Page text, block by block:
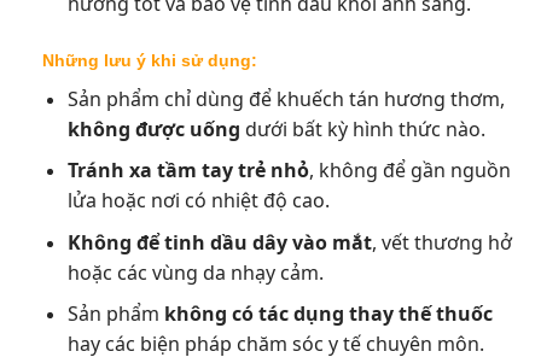
Những lưu ý khi sử dụng:
Sản phẩm chỉ dùng để khuếch tán hương thơm,
không được uống dưới bất kỳ hình thức nào.
Tránh xa tầm tay trẻ nhỏ, không để gần nguồn
lửa hoặc nơi có nhiệt độ cao.
Không để tinh dầu dây vào mắt, vết thương hở
hoặc các vùng da nhạy cảm.
Sản phẩm không có tác dụng thay thế thuốc
hay các biện pháp chăm sóc y tế chuyên môn.